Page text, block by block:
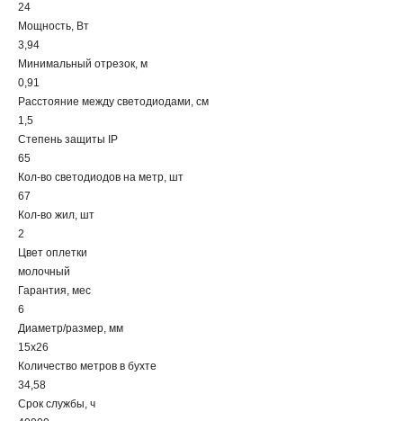
24
Мощность, Вт
3,94
Минимальный отрезок, м
0,91
Расстояние между светодиодами, см
1,5
Степень защиты IP
65
Кол-во светодиодов на метр, шт
67
Кол-во жил, шт
2
Цвет оплетки
молочный
Гарантия, мес
6
Диаметр/размер, мм
15х26
Количество метров в бухте
34,58
Срок службы, ч